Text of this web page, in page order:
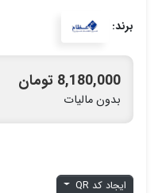
برند:
8,180,000 تومان
بدون مالیات
ایجاد کد QR